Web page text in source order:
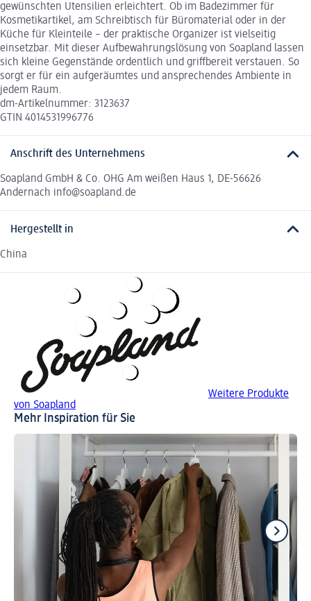
gewünschten Utensilien erleichtert. Ob im Badezimmer für
Kosmetikartikel, am Schreibtisch für Büromaterial oder in der
Küche für Kleinteile – der praktische Organizer ist vielseitig
einsetzbar. Mit dieser Aufbewahrungslösung von Soapland lassen
sich kleine Gegenstände ordentlich und griffbereit verstauen. So
sorgt er für ein aufgeräumtes und ansprechendes Ambiente in
jedem Raum.
dm-Artikelnummer: 3123637
GTIN 4014531996776
Anschrift des Unternehmens
Soapland GmbH & Co. OHG Am weißen Haus 1, DE-56626
Andernach info@soapland.de
Hergestellt in
China
Weitere Produkte
von Soapland
Mehr Inspiration für Sie